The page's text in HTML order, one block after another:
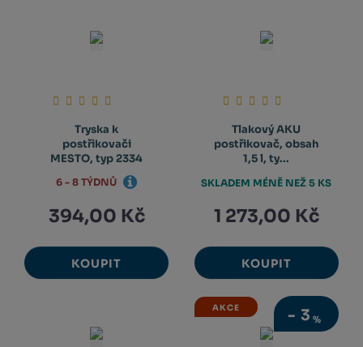
Tryska k
postřikovači
MESTO, typ 2334
394,00 Kč
KOUPIT
6 - 8 TÝDNŮ
Tlakový AKU
postřikovač, obsah
1,5 l, ty...
1 273,00 Kč
KOUPIT
SKLADEM MÉNĚ NEŽ 5 KS
- 3%
AKCE